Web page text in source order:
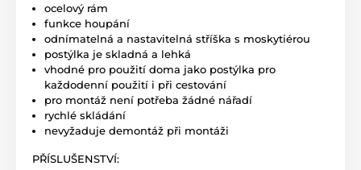
ocelový rám
funkce houpání
odnímatelná a nastavitelná stříška s moskytiérou
postýlka je skladná a lehká
vhodné pro použití doma jako postýlka pro
každodenní použití i při cestování
pro montáž není potřeba žádné nářadí
rychlé skládání
nevyžaduje demontáž při montáži
PŘÍSLUŠENSTVÍ: